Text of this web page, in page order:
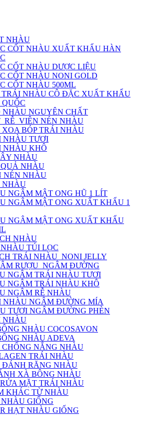
NHÀU
CỐT NHÀU XUẤT KHẨU HÀN
CỐT NHÀU DƯỢC LIỆU
CỐT NHÀU NONI GOLD
CỐT NHÀU 500ML
TRÁI NHÀU CÔ ĐẶC XUẤT KHẨU
NHÀU NGUYÊN CHẤT
NÉN NHÀU
BÓP TRÁI NHÀU
NHÀU TƯƠI
NHÀU KHÔ
NHÀU
NHÀU
NÉN NHÀU
NHÀU
NGÂM MẬT ONG HŨ 1 LÍT
NGÂM MẬT ONG XUẤT KHẨU 1
NGÂM MẬT ONG XUẤT KHẨU
NHÀU
TÚI LỌC
TRÁI NHÀU_NONI JELLY
RƯỢU_NGÂM ĐƯỜNG
NGÂM TRÁI NHÀU TƯƠI
NGÂM TRÁI NHÀU KHÔ
NGÂM RỄ NHÀU
NHÀU NGÂM ĐƯỜNG MÍA
TƯƠI NGÂM ĐƯỜNG PHÈN
NHÀU
NHÀU COCOSAVON
NHÀU ADEVA
CHỐNG NẮNG NHÀU
TRÁI NHÀU
ĐÁNH RĂNG NHÀU
XÀ BÔNG NHÀU
MẶT TRÁI NHÀU
KHÁC TỪ NHÀU
GIỐNG
HẠT NHÀU GIỐNG